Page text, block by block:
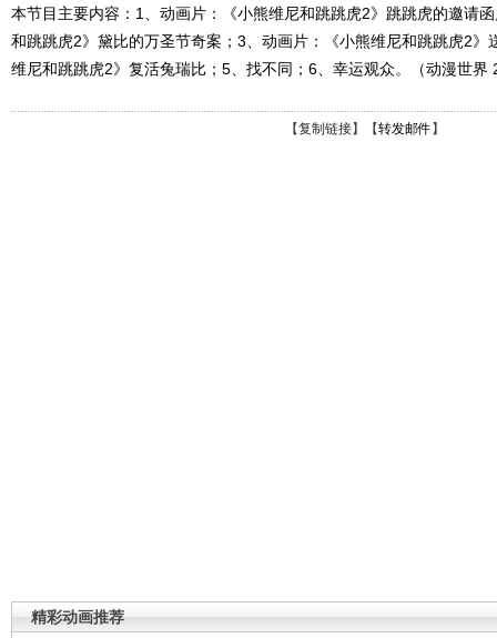
本节目主要内容：1、动画片：《小熊维尼和跳跳虎2》跳跳虎的邀请
和跳跳虎2》黛比的万圣节奇案；3、动画片：《小熊维尼和跳跳虎2》
维尼和跳跳虎2》复活兔瑞比；5、找不同；6、幸运观众。（动漫世界
【复制链接】【转发邮件 】
精彩动画推荐